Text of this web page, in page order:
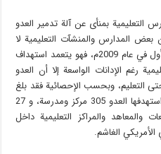
التعليمية بمنأى عن آلة تدمير العدو
المدارس والمنشآت التعليمية لا
زالت مدمرة من العداوان السعودي الأول في عام 2009م، فهو يتعمد استهداف
رغم الإدانات الواسعة إلا أن العدو
وبحسب الإحصائية فقد بلغ
عدد المدارس والمراكز التعليمية التي استهدفها العدو 305 مركز ومدرسة، و 27
والمعاهد والمراكز التعليمية داخل
الأمريكي الغاشم.